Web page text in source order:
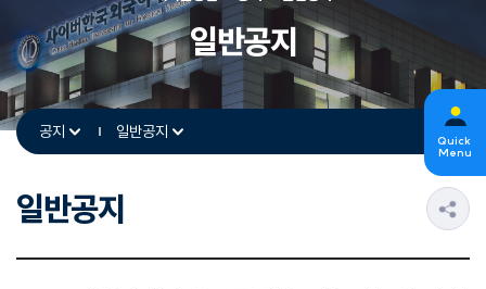
일반공지
공지 일반공지
일반공지
Quick
Menu